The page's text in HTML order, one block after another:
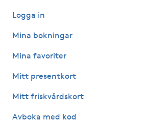
Kosmetisk tatuering
Kroppsinpackning
Logga in
Mina bokningar
Mina favoriter
Mitt presentkort
Mitt friskvårdskort
Avboka med kod